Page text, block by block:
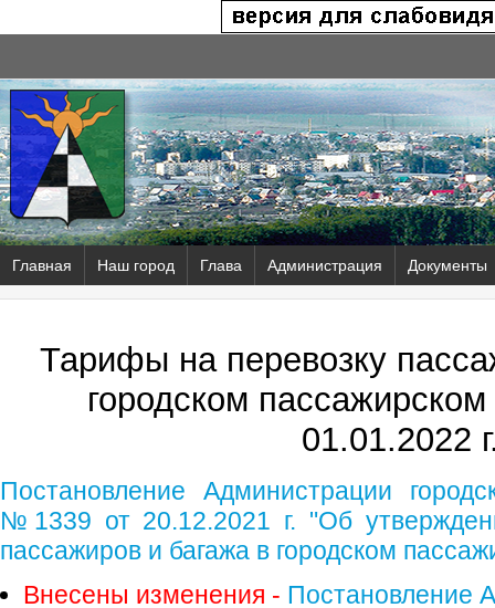
Главная Наш город Глава Администрация Документы
Тарифы на перевозку
городском
01.01.2022
Постановление Администрации
№1339 от 20.12.2021 г. "Об
пассажиров и багажа в городском
Внесены изменения - Постановление